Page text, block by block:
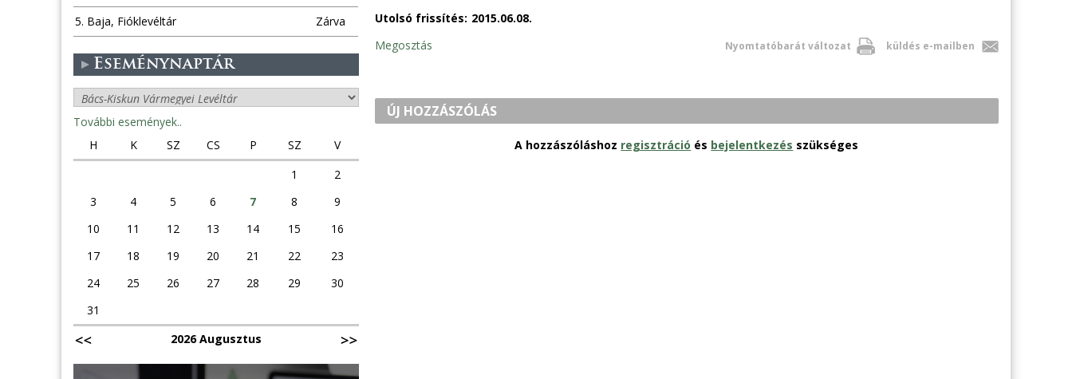
Utolsó frissítés: 2015.06.08.
Nyomtatóbarát változat küldés e-mailben
Megosztás
ÚJ HOZZÁSZÓLÁS
A hozzászóláshoz regisztráció és bejelentkezés szükséges
5. Baja, Fióklevéltár
Zárva
Eseménynaptár
További események..
H
K SZ CS P SZ
V
1
2
3
4 5 6 7 8
9
10
11 12 13 14 15
16
17
18 19 20 21 22
23
24
25 26 27 28 29
30
31
2026 Augusztus